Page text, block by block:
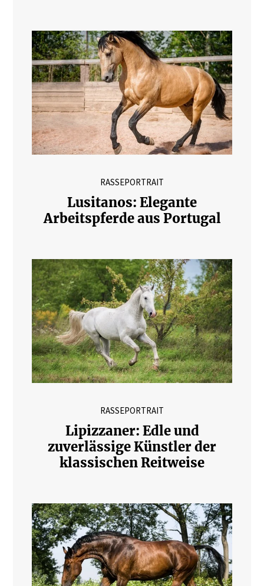
RASSEPORTRAIT
Lusitanos: Elegante
Arbeitspferde aus Portugal
RASSEPORTRAIT
Lipizzaner: Edle und
zuverlässige Künstler der
klassischen Reitweise